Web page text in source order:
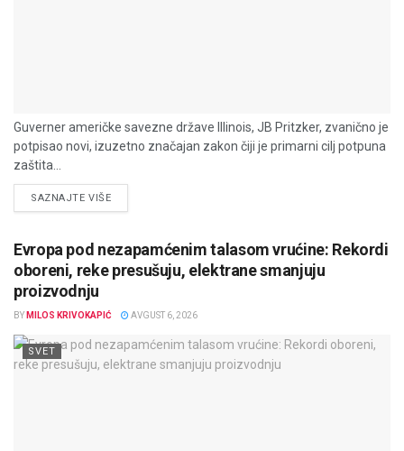
Guverner američke savezne države Illinois, JB Pritzker, zvanično je
potpisao novi, izuzetno značajan zakon čiji je primarni cilj potpuna
zaštita...
SAZNAJTE VIŠEDETAILS
Evropa pod nezapamćenim talasom vrućine: Rekordi
oboreni, reke presušuju, elektrane smanjuju
proizvodnju
BY MILOS KRIVOKAPIĆ AVGUST 6, 2026
SVET